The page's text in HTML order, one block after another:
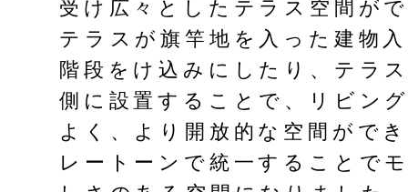
受け広々としたテラス空間が
テラスが旗竿地を入った建物
階段をけ込みにしたり、テラ
側に設置することで、リビン
よく、より開放的な空間がで
レートーンで統一することで